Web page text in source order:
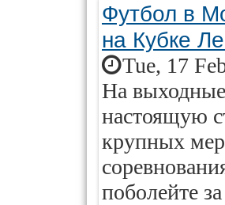
Футбол в
на Кубке
Tue, 17
На
настоящую
крупных
поболейте